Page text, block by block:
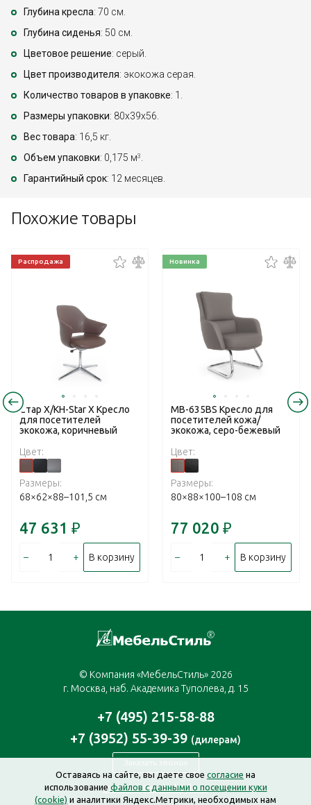
Глубина кресла: 70 см.
Глубина сиденья: 50 см.
Цветовое решение: серый.
Цвет производителя: экокожа серая.
Количество товаров в упаковке: 1.
Размеры упаковки: 80x39x56.
Вес товара: 16,5 кг.
Объем упаковки: 0,175 м3
Гарантийный срок: 12 месяцев.
Похожие товары
Распродажа
Стар Х/KH-Star X Кресло
для посетителей
экокожа, коричневый
Цвет:
Размеры:
68×62×88–101,5 см
47 631 ₽
– + В корзину
Новинка
MB-635BS Кресло для
посетителей кожа/
экокожа, серо-бежевый
Цвет:
Размеры:
80×88×100–108 см
77 020 ₽
– + В корзину
© Компания «МебельСтиль» 2026
г. Москва, наб. Академика Туполева, д. 15
+7 (495) 215-58-88
+7 (3952) 55-39-39 (дилерам)
Заказать звонок
moscow@mebelstyle.ru
Оставаясь на сайте, вы даете свое согласие на
использованиефайлов с данными о посещении куки
(cookie) и аналитики Яндекс.Метрики, необходимых нам